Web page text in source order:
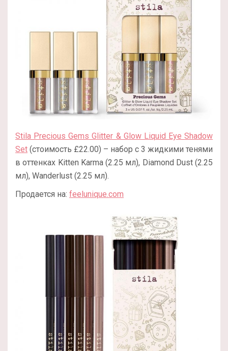
Stila Precious Gems Glitter & Glow Liquid Eye Shadow
Set (стоимость £22.00) – набор с 3 жидкими тенями
в оттенках Kitten Karma (2.25 мл), Diamond Dust (2.25
мл), Wanderlust (2.25 мл).
Продается на: feelunique.com